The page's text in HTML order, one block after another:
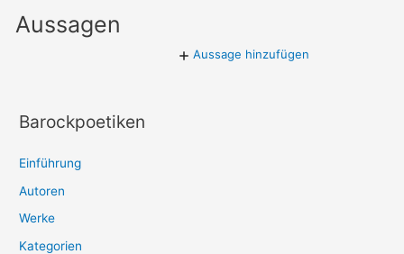
Aussagen
Aussage hinzufügen
Barockpoetiken
Einführung
Autoren
Werke
Kategorien